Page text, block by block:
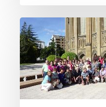
El
Ayuntamiento
de
Penagos
organiza
un